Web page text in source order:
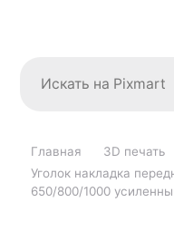
Главная 3D печать
Уголок накладка
650/800/1000